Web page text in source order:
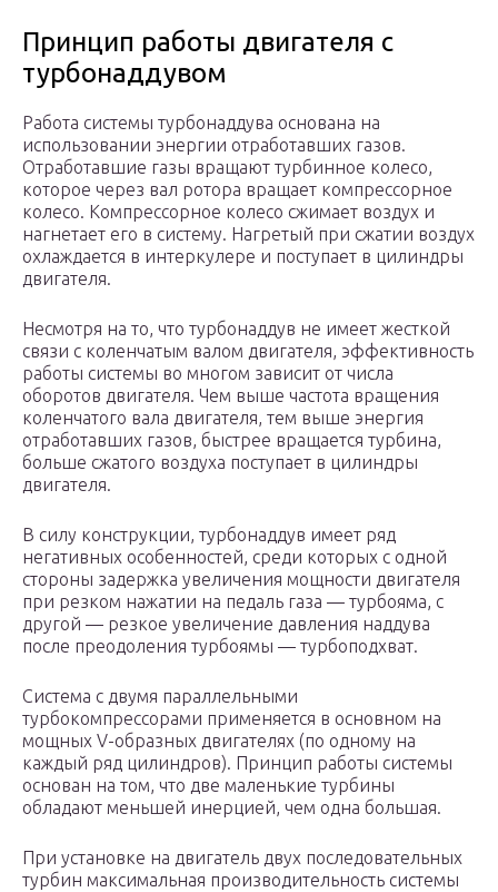
Принцип работы двигателя с
турбонаддувом
Работа системы турбонаддува основана на
использовании энергии отработавших газов.
Отработавшие газы вращают турбинное колесо,
которое через вал ротора вращает компрессорное
колесо. Компрессорное колесо сжимает воздух и
нагнетает его в систему. Нагретый при сжатии воздух
охлаждается в интеркулере и поступает в цилиндры
двигателя.
Несмотря на то, что турбонаддув не имеет жесткой
связи с коленчатым валом двигателя, эффективность
работы системы во многом зависит от числа
оборотов двигателя. Чем выше частота вращения
коленчатого вала двигателя, тем выше энергия
отработавших газов, быстрее вращается турбина,
больше сжатого воздуха поступает в цилиндры
двигателя.
В силу конструкции, турбонаддув имеет ряд
негативных особенностей, среди которых с одной
стороны задержка увеличения мощности двигателя
при резком нажатии на педаль газа — турбояма, с
другой — резкое увеличение давления наддува
после преодоления турбоямы — турбоподхват.
Система с двумя параллельными
турбокомпрессорами применяется в основном на
мощных V-образных двигателях (по одному на
каждый ряд цилиндров). Принцип работы системы
основан на том, что две маленькие турбины
обладают меньшей инерцией, чем одна большая.
При установке на двигатель двух последовательных
турбин максимальная производительность системы